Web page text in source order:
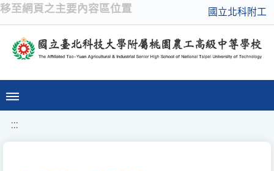
移至網頁之主要內容區位置 國立北科附工
:::